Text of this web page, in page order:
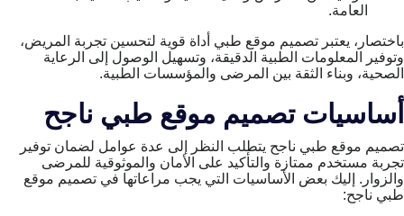
العامة.
باختصار، يعتبر تصميم موقع طبي أداة قوية لتحسين تجربة المريض،
وتوفير المعلومات الطبية الدقيقة، وتسهيل الوصول إلى الرعاية
الصحية، وبناء الثقة بين المرضى والمؤسسات الطبية.
أساسيات تصميم موقع طبي ناجح
تصميم موقع طبي ناجح يتطلب النظر إلى عدة عوامل لضمان توفير
تجربة مستخدم ممتازة والتأكيد على الأمان والموثوقية للمرضى
والزوار. إليك بعض الأساسيات التي يجب مراعاتها في تصميم موقع
طبي ناجح: